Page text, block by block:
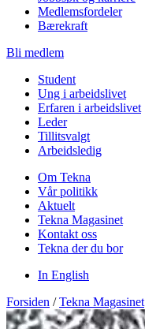
Medlemsfordeler
Bærekraft
Bli medlem
Student
Ung i arbeidslivet
Erfaren i arbeidslivet
Leder
Tillitsvalgt
Arbeidsledig
Om Tekna
Vår politikk
Aktuelt
Tekna Magasinet
Kontakt oss
Tekna der du bor
In English
Forsiden / Tekna Magasinet